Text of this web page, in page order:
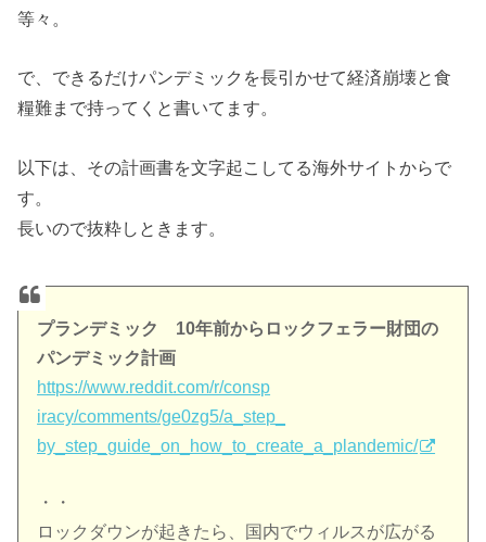
等々。
で、できるだけパンデミックを長引かせて経済崩壊と食
糧難まで持ってくと書いてます。
以下は、その計画書を文字起こしてる海外サイトからで
す。
長いので抜粋しときます。
プランデミック 10年前から ロックフェラー財団の
パンデミック計画
https://www.reddit.com/r/consp
iracy/comments/ge0zg5/a_step_
by_step_guide_on_how_to_create _a_plandemic/
・・
ロック ダウンが起きたら、国内でウィルスが広がる